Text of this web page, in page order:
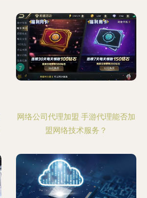
网络公司代理加盟 手游代理能否加
盟网络技术服务？